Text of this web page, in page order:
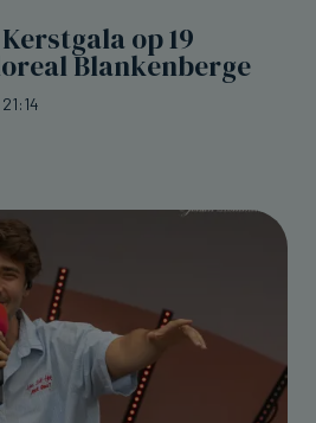
op 19
Blankenberge